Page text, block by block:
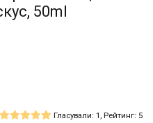
50ml
Гласували: 1, Рейтинг: 5